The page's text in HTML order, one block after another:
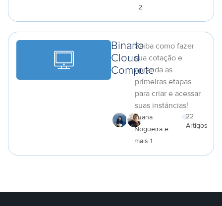
2
Binario
Cloud
Compute
Saiba como fazer
sua cotação e
aprenda as
primeiras etapas
para criar e acessar
suas instâncias!
Luana
Nogueira e
mais 1
22
Artigos